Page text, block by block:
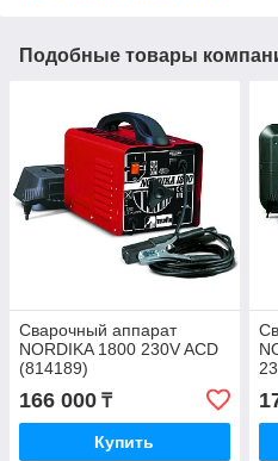
Подобные товары
Сварочный аппарат
NORDIKA 1800 230V ACD
(814189)
166 000 ₸
Купить